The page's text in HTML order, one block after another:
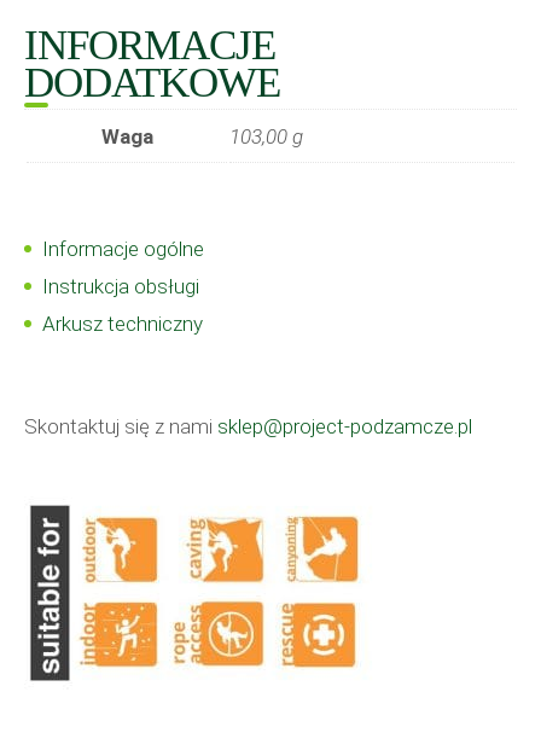
INFORMACJE
DODATKOWE
Waga 103,00 g
Informacje ogólne
Instrukcja obsługi
Arkusz techniczny
Skontaktuj się z nami sklep@project-podzamcze.pl